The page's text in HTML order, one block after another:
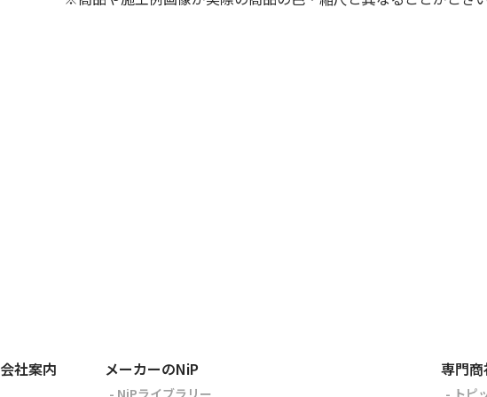
会社案内 メーカーのNiP
- NiPライブラリー
専門
- トピ